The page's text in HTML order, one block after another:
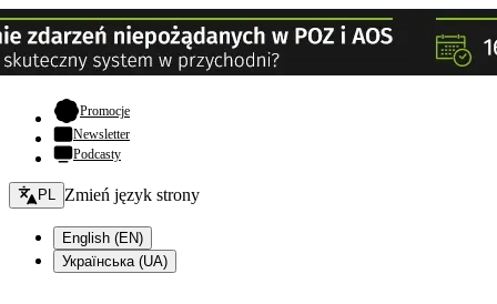
Promocje- otwiera się w nowej karcie
Newsletter
Podcasty
Zmień język - bieżący:
PL Zmień język strony
English (EN)
Українська (UA)